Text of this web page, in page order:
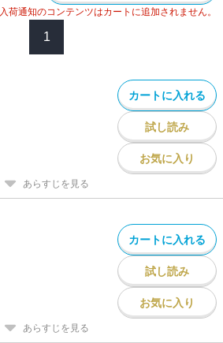
荷通知のコンテンツはカートに追加されません。
1
カートに入れる
試し読み
お気に入り
あらすじを見る
カートに入れる
試し読み
お気に入り
あらすじを見る